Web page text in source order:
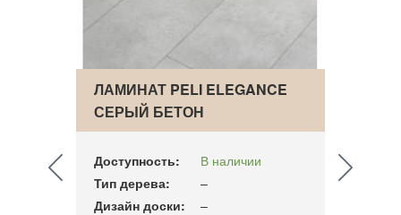
ЛАМИНАТ PELI ELEGANCE
СЕРЫЙ БЕТОН
Доступность:
В наличии
Тип дерева:
–
Дизайн доски:
–